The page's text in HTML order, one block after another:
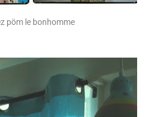
pöm le bonhomme